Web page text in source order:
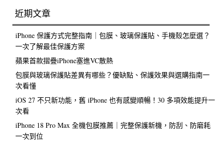
近期文章
iPhone 保護方式完整指南｜包膜、玻璃保護貼、手機殼怎麼選？
一次了解最佳保護方案
蘋果首款摺疊iPhone塞進VC散熱
包膜與玻璃保護貼差異有哪些？優缺點、保護效果與選購指南一
次看懂
iOS 27 不只新功能，舊 iPhone 也有感變順暢！30 多項效能提升一
次看
iPhone 18 Pro Max 全機包膜推薦｜完整保護新機，防刮、防磨耗
一次到位